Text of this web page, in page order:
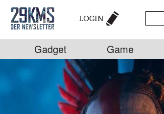
LOGIN
Gadget Game